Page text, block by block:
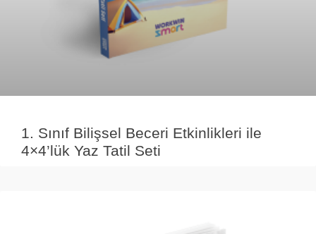
1. Sınıf Bilişsel Beceri Etkinlikleri ile
4×4’lük Yaz Tatil Seti